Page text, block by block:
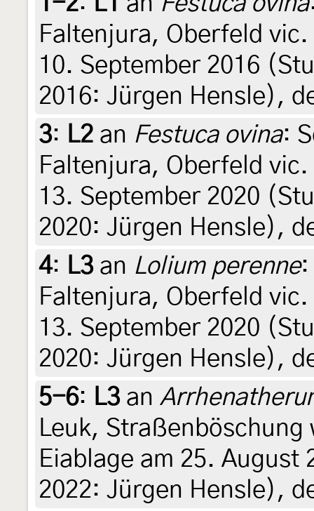
Faltenjura, Oberfeld
10. September 2016
2016: Jürgen Hensle),
3: L2 an Festuca ovina:
Faltenjura, Oberfeld
13. September 2020
2020: Jürgen Hensle),
4: L3an Lolium perenne:
Faltenjura, Oberfeld
13. September 2020
2020: Jürgen Hensle),
5-6: L3an
Leuk,
Eiablage am 25.
2022: Jürgen Hensle),